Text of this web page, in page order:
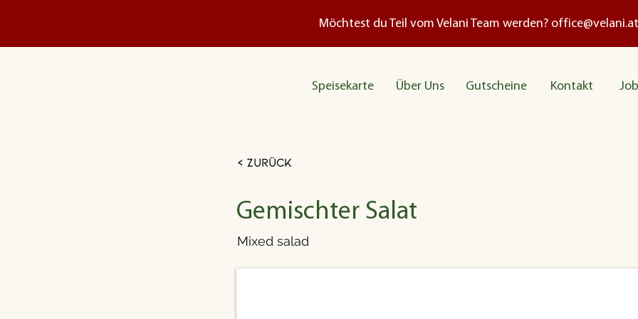
Möchtest du Teil vom Velani Team werden? office@velani.at
Speisekarte Über Uns Gutscheine Kontakt
< Zurück
Gemischter Salat
Mixed salad